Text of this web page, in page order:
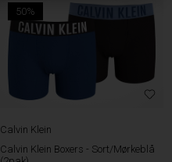
50%
Calvin Klein
Calvin Klein Boxers - Sort/Mørkeblå